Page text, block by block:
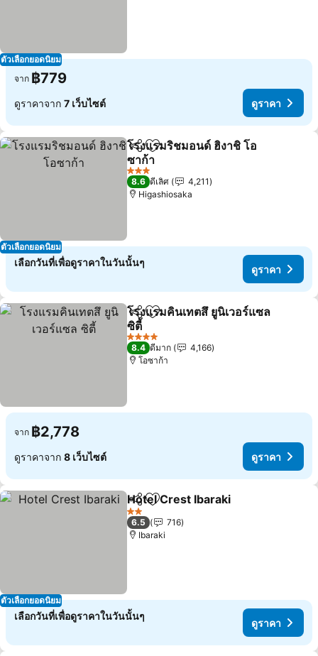
ตัวเลือกยอดนิยม
จาก ฿779
ดูราคาจาก 7 เว็บไซต์ ดูราคา
ตัวเลือกยอดนิยม
แชร์ เพิ่มในรายการโปรด
โรงแรมริชมอนด์ ฮิงาชิ โอ
ซาก้า
3 ดาว
8.6 ดีเลิศ
4,211
Higashiosaka
เลือกวันที่เพื่อดูราคาในวันนั้นๆ
ดูราคา
แชร์ เพิ่มในรายการโปรด
โรงแรมคินเทตสึ ยูนิเวอร์แซล
ซิตี้
4 ดาว
8.4 ดีมาก
4,166
โอซาก้า
จาก ฿2,778
ดูราคาจาก 8 เว็บไซต์ ดูราคา
ตัวเลือกยอดนิยม
แชร์ เพิ่มในรายการโปรด
Hotel Crest Ibaraki
2 ดาว
6.5
716
Ibaraki
เลือกวันที่เพื่อดูราคาในวันนั้นๆ
ดูราคา